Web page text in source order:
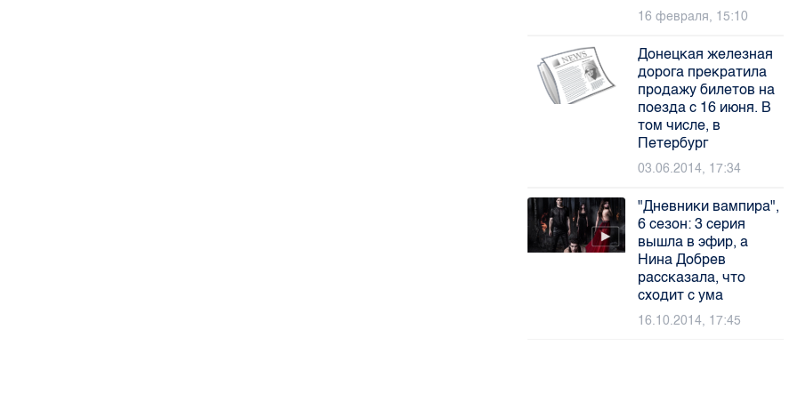
16 февраля, 15:10
Донецкая железная
дорога прекратила
продажу билетов на
поезда с 16 июня. В
том числе, в
Петербург
03.06.2014, 17:34
"Дневники вампира",
6 сезон: 3 серия
вышла в эфир, а
Нина Добрев
рассказала, что
сходит с ума
16.10.2014, 17:45